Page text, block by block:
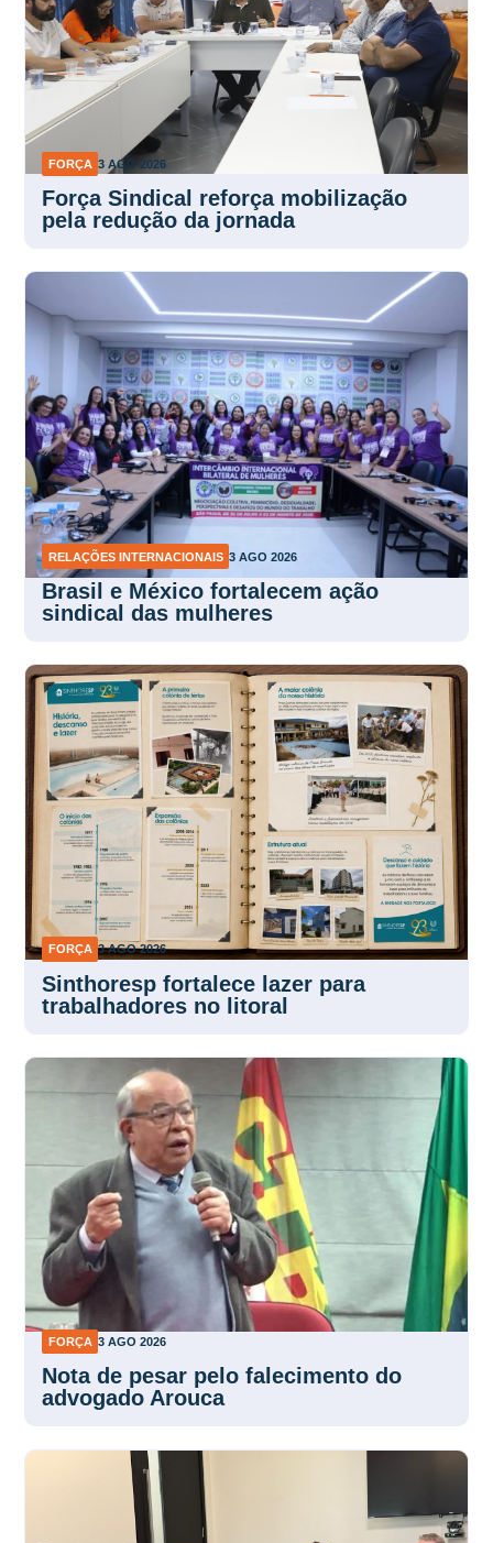
FORÇA 3 AGO 2026
Força Sindical reforça mobilização
pela redução da jornada
RELAÇÕES INTERNACIONAIS 3 AGO 2026
Brasil e México fortalecem ação
sindical das mulheres
FORÇA 3 AGO 2026
Sinthoresp fortalece lazer para
trabalhadores no litoral
FORÇA 3 AGO 2026
Nota de pesar pelo falecimento do
advogado Arouca